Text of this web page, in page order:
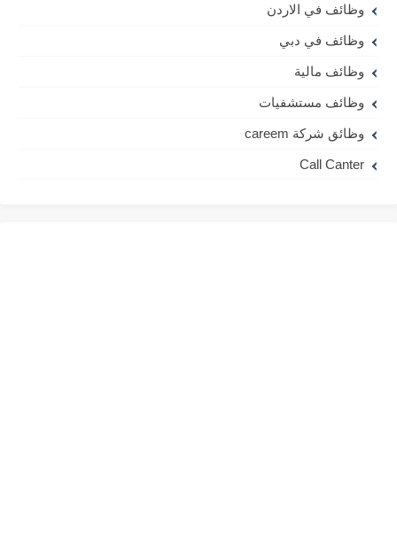
وظائف في الاردن
وظائف في دبي
وظائف مالية
وظائف مستشفيات
وظائق شركة careem
Call Canter